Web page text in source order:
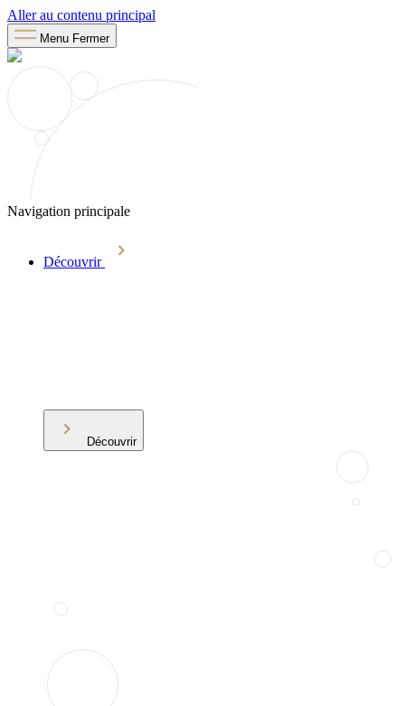
Aller au contenu principal
Menu Fermer
Navigation principale
Découvrir
Découvrir